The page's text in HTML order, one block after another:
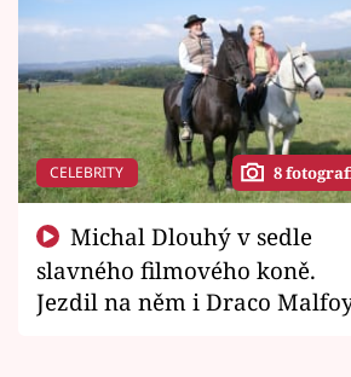
CELEBRITY 8
slavného filmového koně.
Jezdil na něm i Draco